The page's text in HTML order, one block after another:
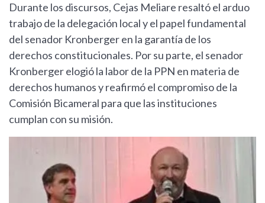
Durante los discursos, Cejas Meliare resaltó el arduo
trabajo de la delegación local y el papel fundamental
del senador Kronberger en la garantía de los
derechos constitucionales. Por su parte, el senador
Kronberger elogió la labor de la PPN en materia de
derechos humanos y reafirmó el compromiso de la
Comisión Bicameral para que las instituciones
cumplan con su misión.